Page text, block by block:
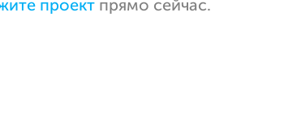
проект прямо сейчас.